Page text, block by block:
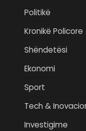
Politikë
Kronikë Policore
Shëndetësi
Ekonomi
Sport
Tech &
Investigime